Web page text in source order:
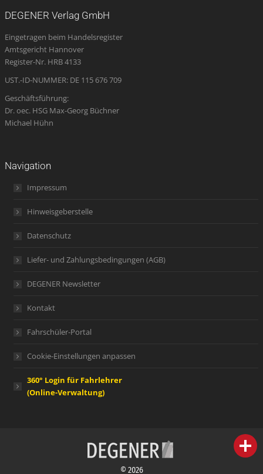
new
window
new
window
new
window
opens
in
new
new
DEGENER Verlag GmbH
Eingetragen beim Handelsregister
Amtsgericht Hannover
Register-Nr. HRB 4133
UST.-ID-NUMMER: DE 115 676 709
Geschäftsführung:
Dr. oec. HSG Max-Georg Büchner
Michael Hühn
Navigation
Impressum
Hinweisgeberstelle
Datenschutz
Liefer- und Zahlungsbedingungen (AGB)
DEGENER Newsletter
Kontakt
Fahrschüler-Portal
Cookie-Einstellungen anpassen
360° Login für Fahrlehrer
(Online-Verwaltung)
© 2026
person IHR FACHBERATER
campaign